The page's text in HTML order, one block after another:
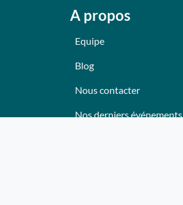
A propos
Equipe
Blog
Nous contacter
Nos derniers événements